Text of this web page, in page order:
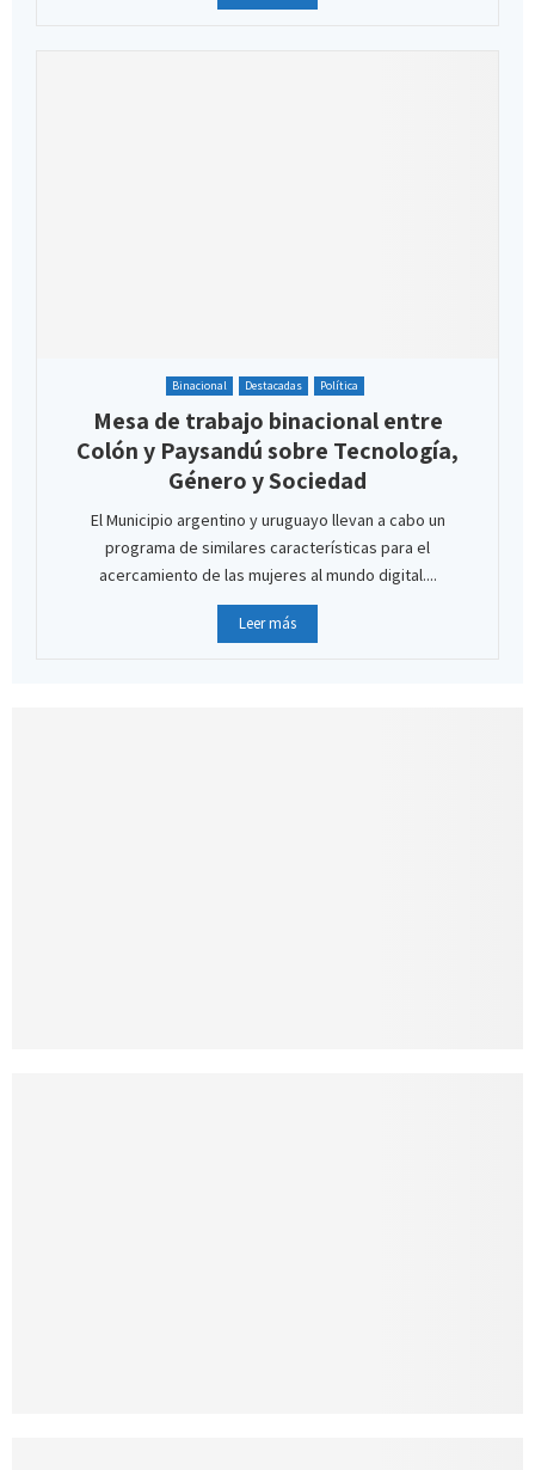
Binacional Destacadas Política
Mesa de trabajo binacional entre
Colón y Paysandú sobre Tecnología,
Género y Sociedad
El Municipio argentino y uruguayo llevan a cabo un
programa de similares características para el
acercamiento de las mujeres al mundo digital....
Leer más